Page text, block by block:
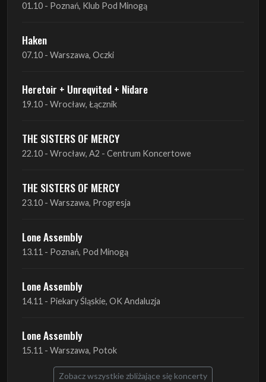
01.10 - Poznań, Klub Pod Minogą
Haken
07.10 - Warszawa, Oczki
Heretoir + Unreqvited + Nidare
19.10 - Wrocław, Łącznik
THE SISTERS OF MERCY
22.10 - Wrocław, A2 - Centrum Koncertowe
THE SISTERS OF MERCY
23.10 - Warszawa, Progresja
Lone Assembly
13.11 - Poznań, Pod Minogą
Lone Assembly
14.11 - Piekary Śląskie, OK Andaluzja
Lone Assembly
15.11 - Warszawa, Potok
Zobacz wszystkie zbliżające się koncerty